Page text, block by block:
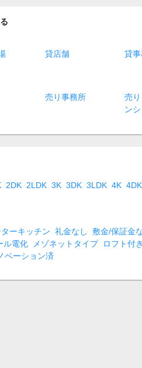
貸店舗 貸
売り事務所
売
ン
2DK 2LDK 3K 3DK 3LDK 4K 4DK
ーキッチン 礼金なし 敷金/保証金
ル電化 メゾネットタイプ ロフト付き
ベーション済